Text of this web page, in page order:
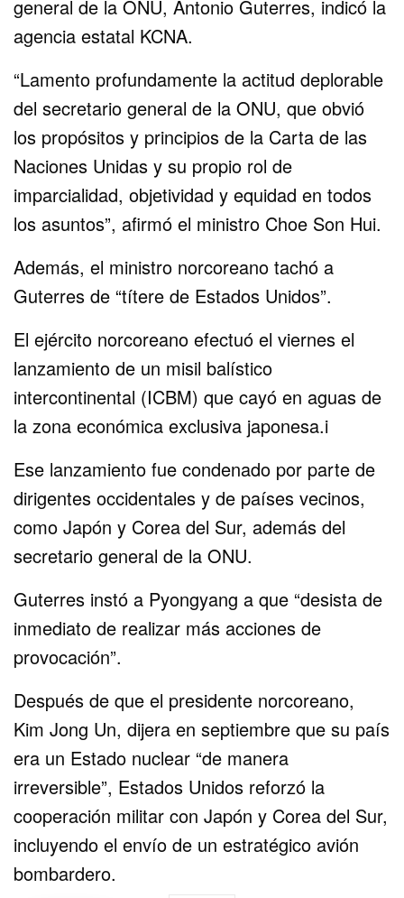
general de la ONU, Antonio Guterres, indicó la
agencia estatal KCNA.
“Lamento profundamente la actitud deplorable
del secretario general de la ONU, que obvió
los propósitos y principios de la Carta de las
Naciones Unidas y su propio rol de
imparcialidad, objetividad y equidad en todos
los asuntos”, afirmó el ministro Choe Son Hui.
Además, el ministro norcoreano tachó a
Guterres de “títere de Estados Unidos”.
El ejército norcoreano efectuó el viernes el
lanzamiento de un misil balístico
intercontinental (ICBM) que cayó en aguas de
la zona económica exclusiva japonesa.i
Ese lanzamiento fue condenado por parte de
dirigentes occidentales y de países vecinos,
como Japón y Corea del Sur, además del
secretario general de la ONU.
Guterres instó a Pyongyang a que “desista de
inmediato de realizar más acciones de
provocación”.
Después de que el presidente norcoreano,
Kim Jong Un, dijera en septiembre que su país
era un Estado nuclear “de manera
irreversible”, Estados Unidos reforzó la
cooperación militar con Japón y Corea del Sur,
incluyendo el envío de un estratégico avión
bombardero.